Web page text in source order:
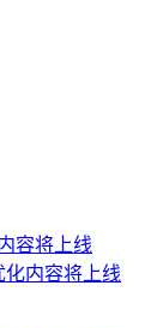
化内容将上线